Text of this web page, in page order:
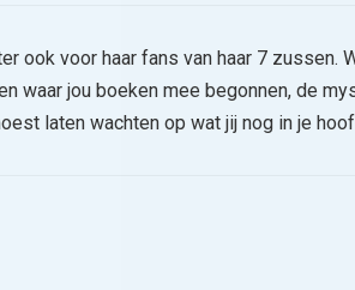
ook voor haar fans van haar 7 zussen.
waar jou boeken mee begonnen, de
laten wachten op wat jij nog in je